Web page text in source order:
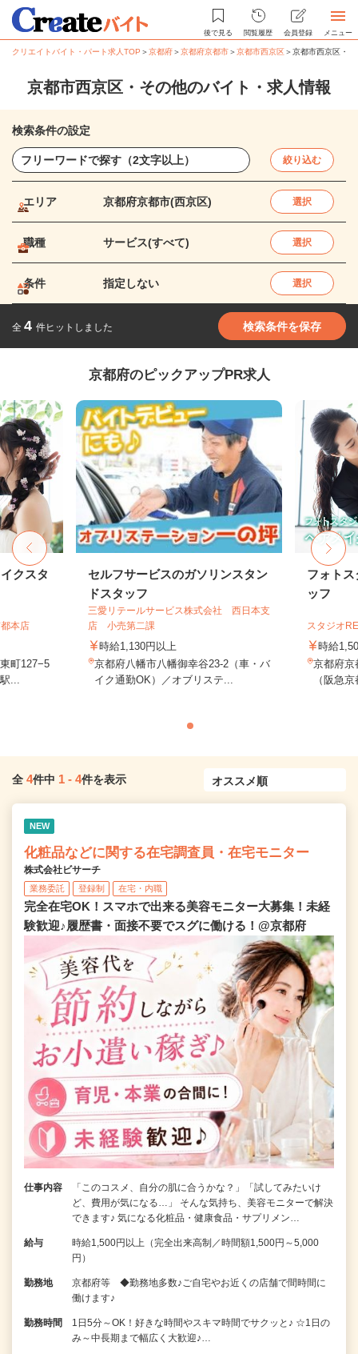
後で見る 閲覧履歴 会員登録 メニュー
クリエイトバイト・パート求人TOP ＞京都府＞京都府京都市＞京都市西京区＞京都市西京区・
京都市西京区・その他のバイト・求人情報
検索条件の設定
絞り込む
エリア 京都府京都市(西京区) 選択
職種 サービス(すべて) 選択
条件 指定しない 選択
全 4 件ヒットしました 検索条件を保存
京都府のピックアップPR求人
クスタ
本店
町127−5
...
セルフサービスのガソリンスタン
ドスタッフ
三愛リテールサービス株式会社 西日本支
店 小売第二課
時給1,130円以上
京都府八幡市八幡御幸谷23-2（車・バ
イク通勤OK）／オブリステ...
フォト
ッフ
スタジオ
時給
京都府京
（阪急
全 4件中 1 - 4件を表示
NEW
化粧品などに関する在宅調査員・在宅モニター
株式会社ビサーチ
業務委託 登録制 在宅・内職
完全在宅OK！スマホで出来る美容モニター大募集！未経
験歓迎♪履歴書・面接不要でスグに働ける！@京都府
仕事内容
「このコスメ、自分の肌に合うかな？」「試してみたいけ
ど、費用が気になる…」 そんな気持ち、美容モニターで解決
できます♪ 気になる化粧品・健康食品・サプリメン…
給与
時給1,500円以上（完全出来高制／時間額1,500円～5,000
円）
勤務地
京都府等 ◆勤務地多数♪ご自宅やお近くの店舗で間時間に
働けます♪
勤務時間
1日5分～OK！好きな時間やスキマ時間でサクッと♪ ☆1日の
み～中長期まで幅広く大歓迎♪…